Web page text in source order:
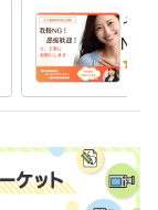
精神障害者家族のうつ
NG
保健